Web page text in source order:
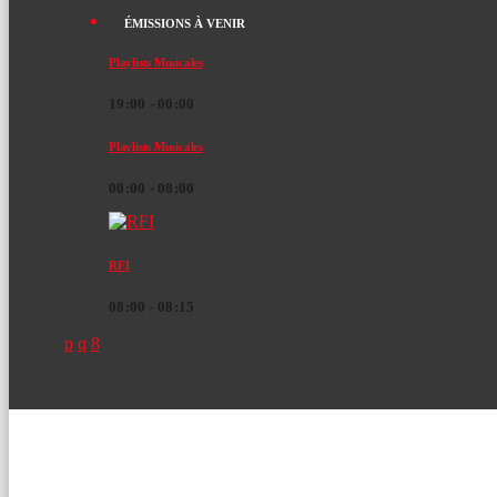
ÉMISSIONS À VENIR
Playlists Musicales
19:00 - 00:00
Playlists Musicales
00:00 - 08:00
RFI
08:00 - 08:15